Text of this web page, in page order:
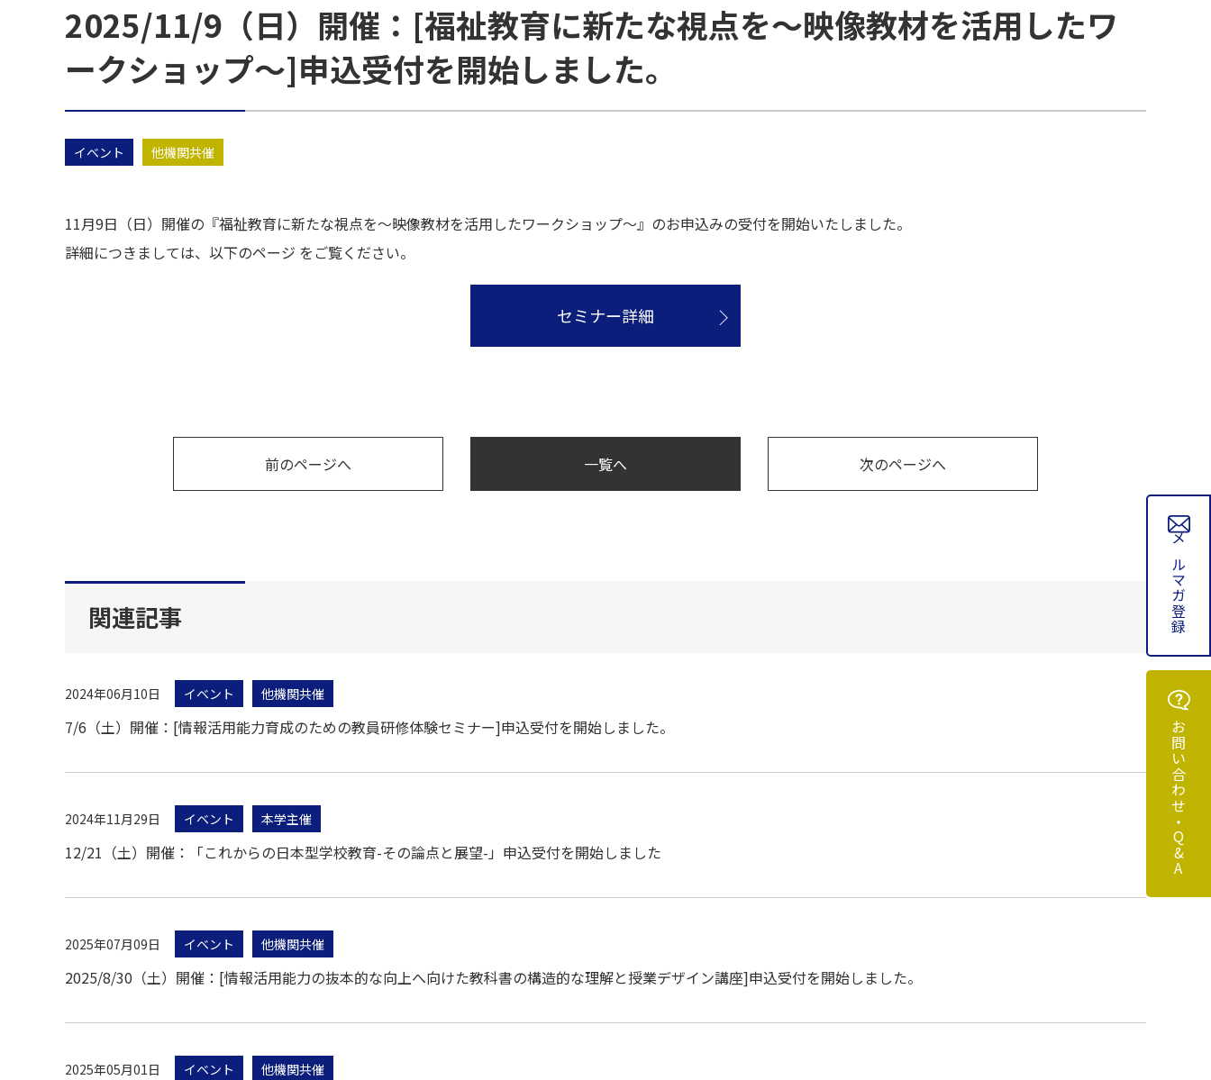
メルマガ登録
お問い合わせ・Q&A
2025/11/9（日）開催：[福祉教育に新たな視点を～映像教材を活用したワ
ークショップ～]申込受付を開始しました。
イベント 他機関共催
11月9日（日）開催の『福祉教育に新たな視点を～映像教材を活用したワークショップ～』のお申込みの受付を開始いたしました。
詳細につきましては、以下のページ をご覧ください。
セミナー詳細
前のページへ 一覧へ 次のページへ
関連記事
2024年06月10日 イベント 他機関共催
7/6（土）開催：[情報活用能力育成のための教員研修体験セミナー]申込受付を開始しました。
2024年11月29日 イベント 本学主催
12/21（土）開催：「これからの日本型学校教育-その論点と展望-」申込受付を開始しました
2025年07月09日 イベント 他機関共催
2025/8/30（土）開催：[情報活用能力の抜本的な向上へ向けた教科書の構造的な理解と授業デザイン講座]申込受付を開始しました。
2025年05月01日 イベント 他機関共催